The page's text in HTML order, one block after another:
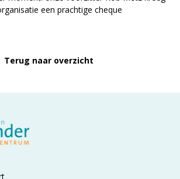
een prachtige cheque
Terug naar overzicht